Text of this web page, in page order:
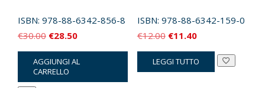
ISBN: 978-88-6342-856-8
€30.00 Il
prezzo
originale
era:
€28.50Il
prezzo
attuale
è:
AGGIUNGI AL
CARRELLO
ISBN: 978-88-6342-159-0
€12.00 Il
prezzo
originale
€11.40Il
prezzo
attuale
LEGGI TUTTO